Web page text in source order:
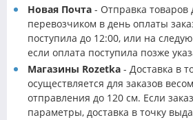
Новая Почта - Отправка
перевозчиком в день оплаты
поступила до 12:00, или на
если оплата поступила позже
Магазины Rozetka - Доставка в
осуществляется для заказов
отправления до 120 см. Если
параметры, доставка в точку